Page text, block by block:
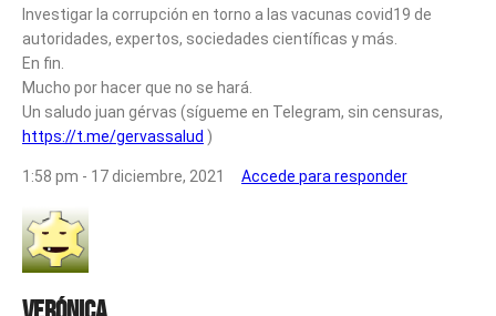
Investigar la corrupción en torno a las vacunas covid19 de
autoridades, expertos, sociedades científicas y más.
En fin.
Mucho por hacer que no se hará.
Un saludo juan gérvas (sígueme en Telegram, sin censuras,
https://t.me/gervassalud )
1:58 pm - 17 diciembre, 2021 Accede para responder